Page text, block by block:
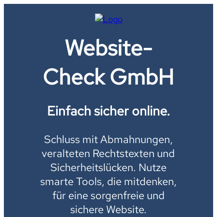
Website-
Check GmbH
Einfach sicher online.
Schluss mit Abmahnungen,
veralteten Rechtstexten und
Sicherheitslücken. Nutze
smarte Tools, die mitdenken,
für eine sorgenfreie und
sichere Website.